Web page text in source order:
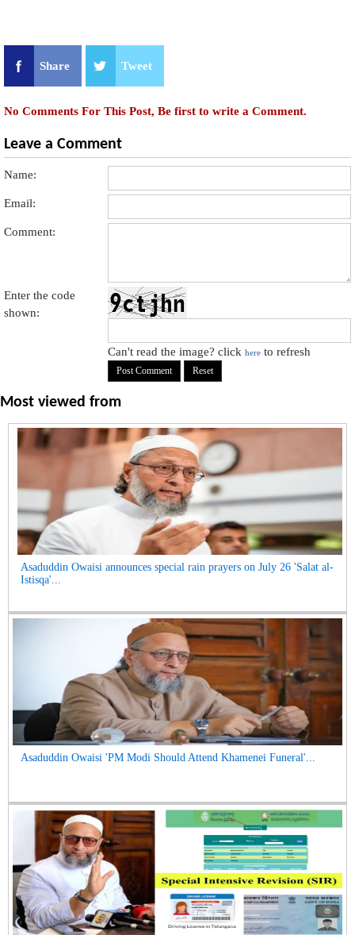
Share Tweet
No Comments For This Post, Be first to write a Comment.
Leave a Comment
Name:
Email:
Comment:
Enter the code
shown:
Can't read the image? clickhere to refresh
Most viewed from
Asaduddin Owaisi announces special rain prayers on July 26 'Salat al-
Istisqa'...
Asaduddin Owaisi 'PM Modi Should Attend Khamenei Funeral'...